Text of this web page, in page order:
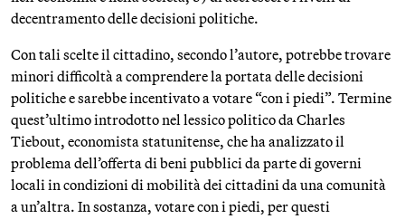
decentramento delle decisioni politiche.
Con tali scelte il cittadino, secondo l’autore, potrebbe trovare
minori difficoltà a comprendere la portata delle decisioni
politiche e sarebbe incentivato a votare “con i piedi”. Termine
quest’ultimo introdotto nel lessico politico da Charles
Tiebout, economista statunitense, che ha analizzato il
problema dell’offerta di beni pubblici da parte di governi
locali in condizioni di mobilità dei cittadini da una comunità
a un’altra. In sostanza, votare con i piedi, per questi